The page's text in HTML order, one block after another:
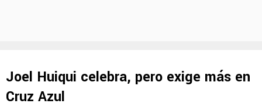
Joel Huiqui celebra, pero exige más en
Cruz Azul